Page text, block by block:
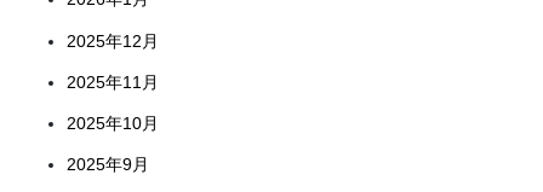
2025年12月
2025年11月
2025年10月
2025年9月